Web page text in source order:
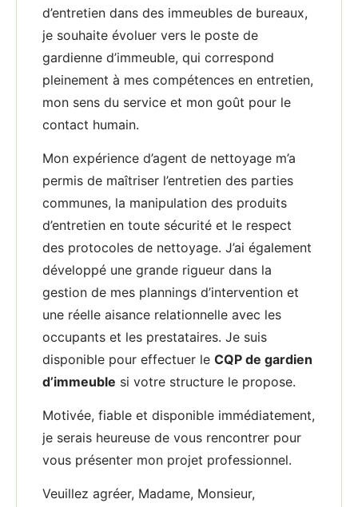
d’entretien dans des immeubles de bureaux,
je souhaite évoluer vers le poste de
gardienne d’immeuble, qui correspond
pleinement à mes compétences en entretien,
mon sens du service et mon goût pour le
contact humain.
Mon expérience d’agent de nettoyage m’a
permis de maîtriser l’entretien des parties
communes, la manipulation des produits
d’entretien en toute sécurité et le respect
des protocoles de nettoyage. J’ai également
développé une grande rigueur dans la
gestion de mes plannings d’intervention et
une réelle aisance relationnelle avec les
occupants et les prestataires. Je suis
disponible pour effectuer le CQP de gardien
d’immeuble si votre structure le propose.
Motivée, fiable et disponible immédiatement,
je serais heureuse de vous rencontrer pour
vous présenter mon projet professionnel.
Veuillez agréer, Madame, Monsieur,